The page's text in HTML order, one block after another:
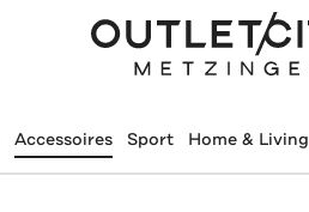
Accessoires Sport Home & Living